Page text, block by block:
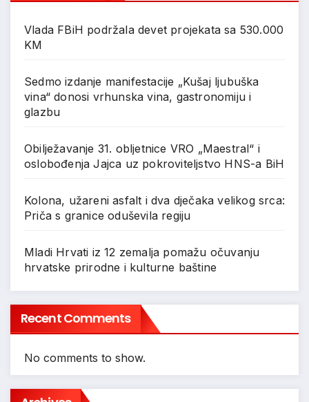
Vlada FBiH podržala devet projekata sa 530.000
KM
Sedmo izdanje manifestacije „Kušaj ljubuška
vina“ donosi vrhunska vina, gastronomiju i
glazbu
Obilježavanje 31. obljetnice VRO „Maestral“ i
oslobođenja Jajca uz pokroviteljstvo HNS-a BiH
Kolona, užareni asfalt i dva dječaka velikog srca:
Priča s granice oduševila regiju
Mladi Hrvati iz 12 zemalja pomažu očuvanju
hrvatske prirodne i kulturne baštine
Recent Comments
No comments to show.